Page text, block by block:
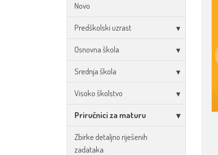
Novo
Predškolski uzrast
Osnovna škola
Srednja škola
Visoko školstvo
Priručnici za maturu
Zbirke detaljno riješenih
zadataka